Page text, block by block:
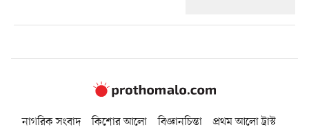
নাগরিক সংবাদ কিশোর আলো বিজ্ঞানচিন্তা
প্রথম আলো ট্রাস্ট